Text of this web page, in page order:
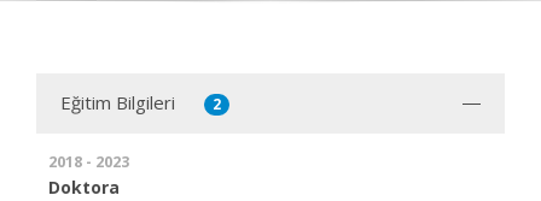
Eğitim Bilgileri 2
2018 - 2023
Doktora